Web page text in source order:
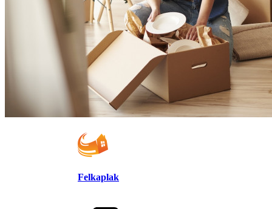
Felkaplak